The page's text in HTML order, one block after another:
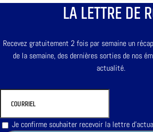
LA LETTRE DE
Recevez gratuitement 2 fois par semaine un
de la semaine, des dernières sorties de nos
actualité.
Je confirme souhaiter recevoir la lettre